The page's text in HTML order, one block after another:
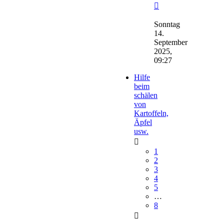
Beitrag
Sonntag
14.
September
2025,
09:27
Hilfe
beim
schälen
von
Kartoffeln,
Äpfel
usw.
1
2
3
4
5
…
8